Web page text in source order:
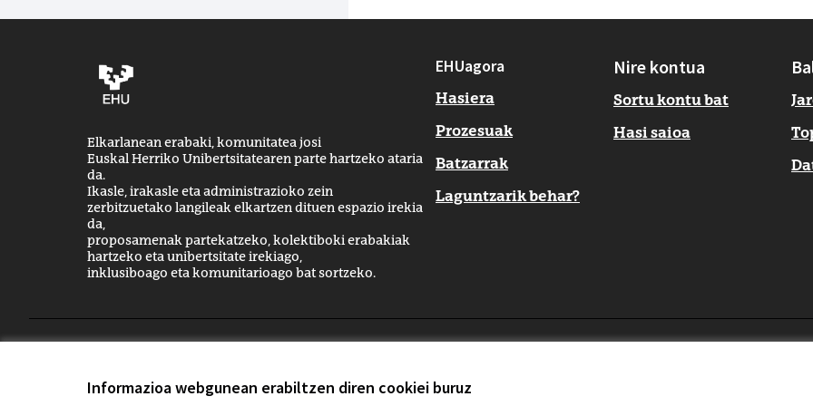
Informazioa webgunean erabiltzen diren cookiei buruz
Elkarlanean erabaki, komunitatea josi
Euskal Herriko Unibertsitatearen parte hartzeko ataria
da.
Ikasle, irakasle eta administrazioko zein
zerbitzuetako langileak elkartzen dituen espazio irekia
da,
proposamenak partekatzeko, kolektiboki erabakiak
hartzeko eta unibertsitate irekiago,
inklusiboago eta komunitarioago bat sortzeko.
EHUagora
Hasiera
Prozesuak
Batzarrak
Laguntzarik behar?
Nire kontua
Sortu kontu bat
Hasi saioa